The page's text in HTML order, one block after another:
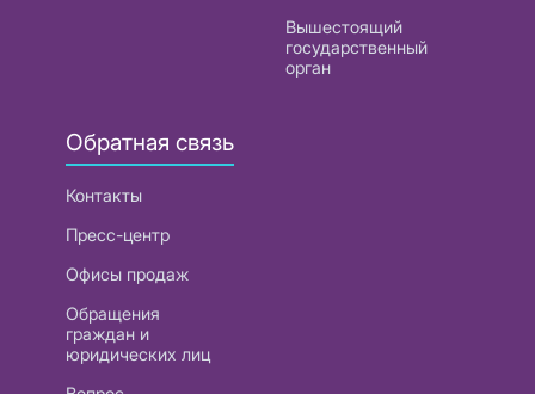
Вышестоящий
государственный
орган
Обратная связь
Контакты
Пресс-центр
Офисы продаж
Обращения
граждан и
юридических лиц